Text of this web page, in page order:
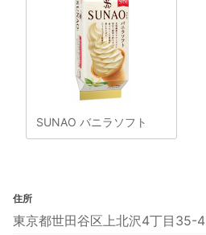
SUNAO バニラソフト
住所
東京都世田谷区上北沢4丁目35-4